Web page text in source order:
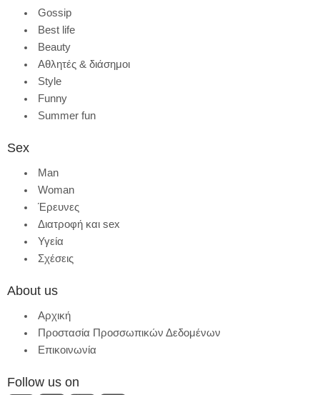
Gossip
Best life
Beauty
Αθλητές & διάσημοι
Style
Funny
Summer fun
Sex
Man
Woman
Έρευνες
Διατροφή και sex
Υγεία
Σχέσεις
About us
Αρχική
Προστασία Προσσωπικών Δεδομένων
Επικοινωνία
Follow us on